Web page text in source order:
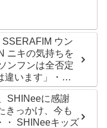
ウン
ニキの気持ちを
ンフンは全否定
違います」・・
の会話に爆笑
SHINeeに感謝
きっかけ、今も
・ SHINeeキッズ